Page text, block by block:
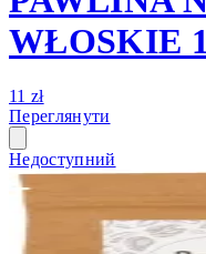
WŁOSKIE
11 zł
Переглянути
Недоступний